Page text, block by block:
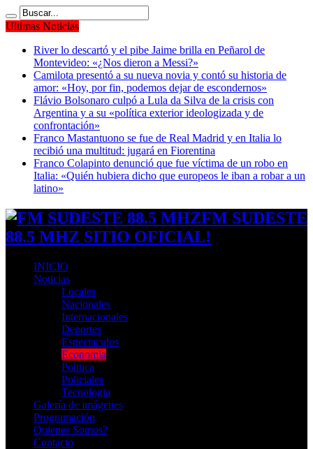
Ultimas Noticias
River lo descartó y el pibe Jaime brilla en Peñarol de
Montevideo: «¿Nos dieron a Messi?»
Camilota presentó a su nueva novia y contó su historia de
amor: «Hoy, por fin, podemos dejar de escondernos»
Flávio Bolsonaro culpó a Lula da Silva de la crisis con
Argentina y a su «política exterior ideologizada y de
confrontación»
Franco Mastantuono se fue de Real Madrid y en Italia lo
recibió una multitud: jugará en Fiorentina
Franco Colapinto denunció que fue víctima de un robo en
Italia: «Quién hubiera dicho que europeos le iban a robar a un
latino»
FM SUDESTE
88.5 MHZ SITIO OFICIAL!
INICIO
Noticias
Locales
Nacionales
Internacionales
Deportes
Espectaculos
Economia
Politica
Policiales
Tecnologia
Galería de imágenes
Programación
Quienes Somos?
Contacto